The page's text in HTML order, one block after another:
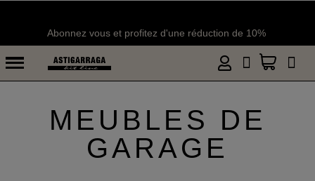
Livraison en une semaine
MEUBLES DE
GARAGE